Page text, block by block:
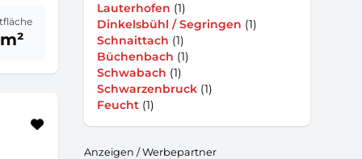
Lauterhofen (1)
Dinkelsbühl / Segringen (1)
Schnaittach (1)
Büchenbach (1)
Schwabach (1)
Schwarzenbruck (1)
Feucht (1)
Anzeigen / Werbepartner